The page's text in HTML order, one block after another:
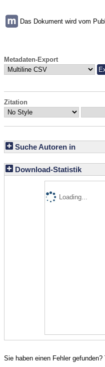
Das Dokument wird vom
Metadaten-Export
Zitation
Suche Autoren in
Download-Statistik
Loading...
Sie haben einen Fehler